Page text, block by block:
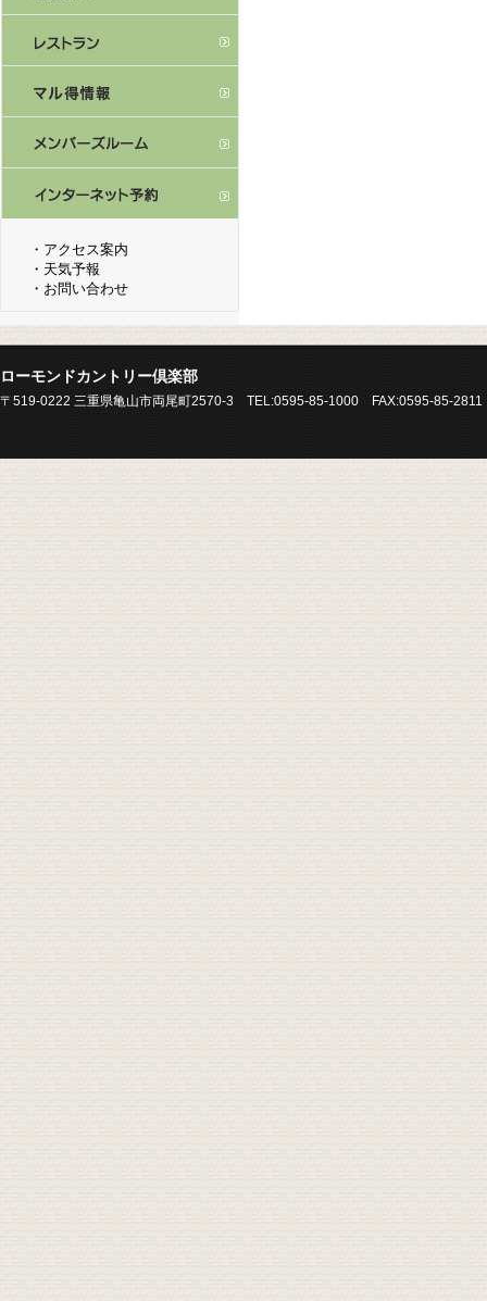
・ アクセス案内
・ 天気予報
・ お問い合わせ
ローモンドカントリー倶楽部
〒519-0222 三重県亀山市両尾町2570-3 TEL:0595-85-1000 FAX:0595-85-2811